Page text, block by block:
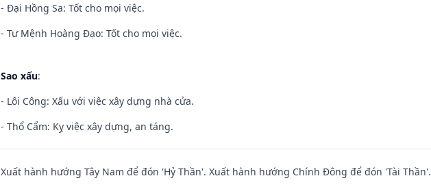
- Đại Hồng Sa: Tốt cho mọi việc.
- Tư Mệnh Hoàng Đạo: Tốt cho mọi việc.
Sao xấu:
- Lôi Công: Xấu với việc xây dựng nhà cửa.
- Thổ Cẩm: Kỵ việc xây dựng, an táng.
Xuất hành hướng Tây Nam để đón 'Hỷ Thần'. Xuất hành hướng Chính Đông để đón 'Tài Thần'.